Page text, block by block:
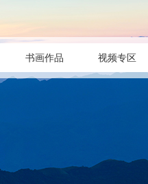
书画作品 视频专区